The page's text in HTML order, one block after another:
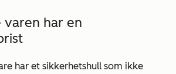
varen har en
har et sikkerhetshull som ikke